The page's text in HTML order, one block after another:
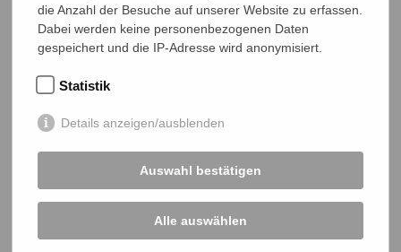
NETZ Partnerschaft für Entwicklung und Gerechtigkeit e.V.
Marktlaubenstraße 9
35390 Gießen
Telefon 0641 - 26 555 600
netz@bangladesch.org
die Anzahl der Besuche auf unserer Website zu erfassen.
Dabei werden keine personenbezogenen Daten
gespeichert und die IP-Adresse wird anonymisiert.
Statistik
Details anzeigen/ausblenden
Auswahl bestätigen
Alle auswählen